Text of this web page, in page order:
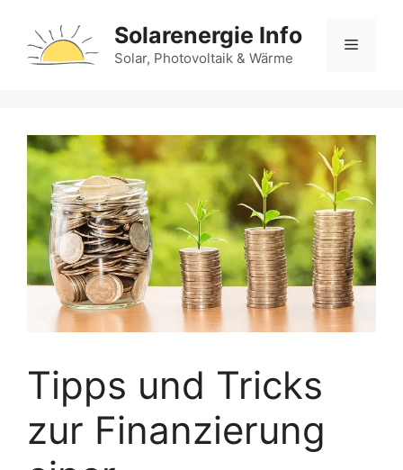
Inhalt
springen
Solarenergie Info
Solar, Photovoltaik & Wärme
Menü
Tipps und Tricks
zur Finanzierung